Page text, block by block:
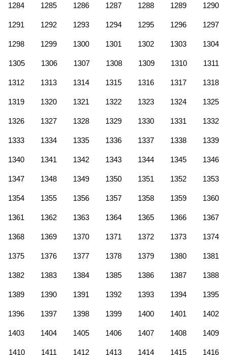
1284 1285 1286 1287 1288 1289 1290
1291 1292 1293 1294 1295 1296 1297
1298 1299 1300 1301 1302 1303 1304
1305 1306 1307 1308 1309 1310 1311
1312 1313 1314 1315 1316 1317 1318
1319 1320 1321 1322 1323 1324 1325
1326 1327 1328 1329 1330 1331 1332
1333 1334 1335 1336 1337 1338 1339
1340 1341 1342 1343 1344 1345 1346
1347 1348 1349 1350 1351 1352 1353
1354 1355 1356 1357 1358 1359 1360
1361 1362 1363 1364 1365 1366 1367
1368 1369 1370 1371 1372 1373 1374
1375 1376 1377 1378 1379 1380 1381
1382 1383 1384 1385 1386 1387 1388
1389 1390 1391 1392 1393 1394 1395
1396 1397 1398 1399 1400 1401 1402
1403 1404 1405 1406 1407 1408 1409
1410 1411 1412 1413 1414 1415 1416